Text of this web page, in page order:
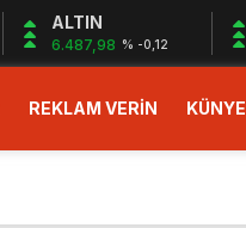
ALTIN
6.487,98 % -0,12
REKLAM VERİN KÜNYE